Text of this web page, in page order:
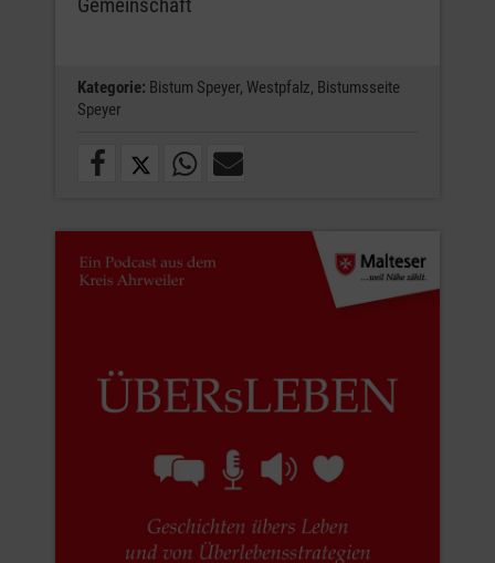
Kategorie: Bistum Speyer, Westpfalz, Bistumsseite
Speyer